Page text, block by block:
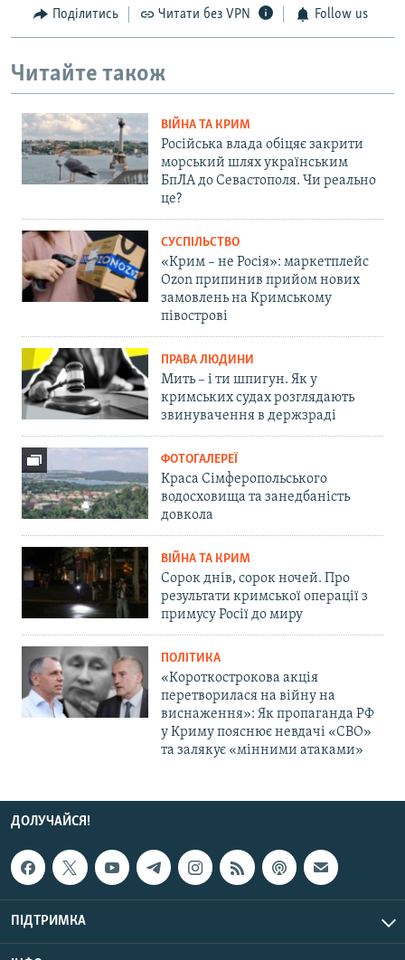
Поділитись Читати без VPN Follow us
Читайте також
ВІЙНА ТА КРИМ
Російська влада обіцяє закрити
морський шлях українським
БпЛА до Севастополя. Чи реально
це?
СУСПІЛЬСТВО
«Крим – не Росія»: маркетплейс
Ozon припинив прийом нових
замовлень на Кримському
півострові
ПРАВА ЛЮДИНИ
Мить – і ти шпигун. Як у
кримських судах розглядають
звинувачення в держзраді
ФОТОГАЛЕРЕЇ
Краса Сімферопольського
водосховища та занедбаність
довкола
ВІЙНА ТА КРИМ
Сорок днів, сорок ночей. Про
результати кримської операції з
примусу Росії до миру
ПОЛІТИКА
«Короткострокова акція
перетворилася на війну на
виснаження»: Як пропаганда РФ
у Криму пояснює невдачі «СВО»
та залякує «мінними атаками»
ДОЛУЧАЙСЯ!
ПІДТРИМКА